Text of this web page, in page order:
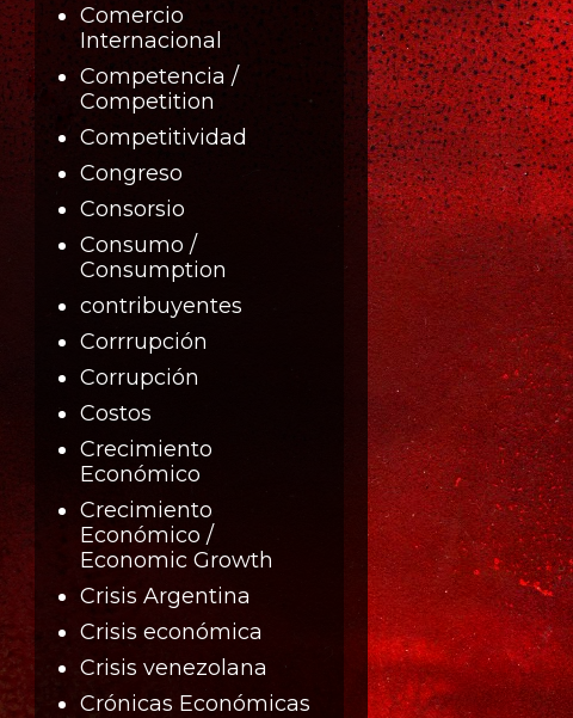
Comercio
Internacional
Competencia /
Competition
Competitividad
Congreso
Consorsio
Consumo /
Consumption
contribuyentes
Corrrupción
Corrupción
Costos
Crecimiento
Económico
Crecimiento
Económico /
Economic Growth
Crisis Argentina
Crisis económica
Crisis venezolana
Crónicas Económicas